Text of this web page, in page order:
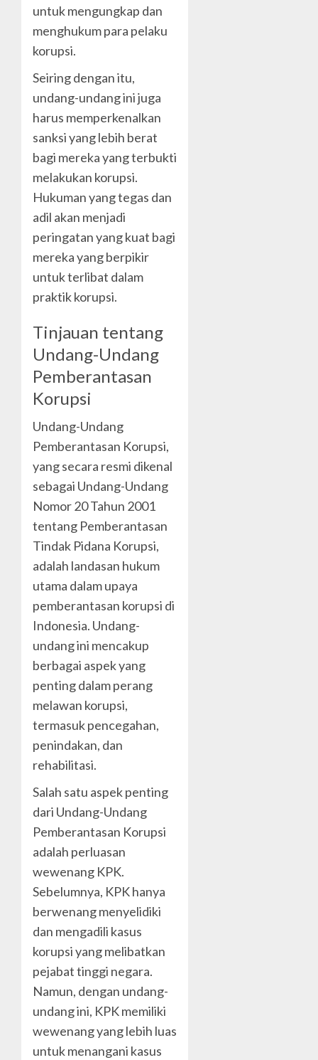
untuk mengungkap dan
menghukum para pelaku
korupsi.
Seiring dengan itu,
undang-undang ini juga
harus memperkenalkan
sanksi yang lebih berat
bagi mereka yang terbukti
melakukan korupsi.
Hukuman yang tegas dan
adil akan menjadi
peringatan yang kuat bagi
mereka yang berpikir
untuk terlibat dalam
praktik korupsi.
Tinjauan tentang
Undang-Undang
Pemberantasan
Korupsi
Undang-Undang
Pemberantasan Korupsi,
yang secara resmi dikenal
sebagai Undang-Undang
Nomor 20 Tahun 2001
tentang Pemberantasan
Tindak Pidana Korupsi,
adalah landasan hukum
utama dalam upaya
pemberantasan korupsi di
Indonesia. Undang-
undang ini mencakup
berbagai aspek yang
penting dalam perang
melawan korupsi,
termasuk pencegahan,
penindakan, dan
rehabilitasi.
Salah satu aspek penting
dari Undang-Undang
Pemberantasan Korupsi
adalah perluasan
wewenang KPK.
Sebelumnya, KPK hanya
berwenang menyelidiki
dan mengadili kasus
korupsi yang melibatkan
pejabat tinggi negara.
Namun, dengan undang-
undang ini, KPK memiliki
wewenang yang lebih luas
untuk menangani kasus